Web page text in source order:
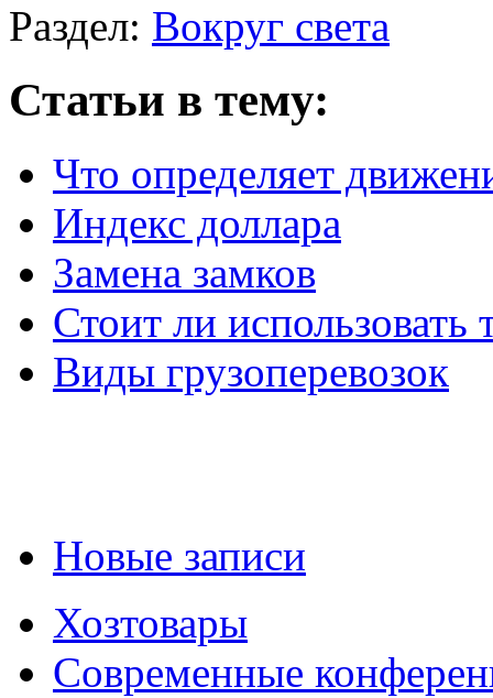
Раздел: Вокруг света
Статьи в тему:
Что определяет
Индекс доллара
Замена замков
Стоит ли использовать
Виды грузоперевозок
Новые записи
Хозтовары
Современные